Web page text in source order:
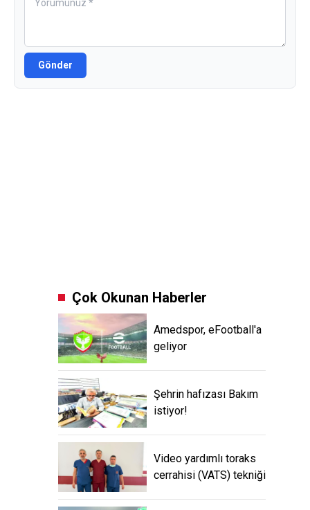
Gönder
Çok Okunan Haberler
Amedspor, eFootball'a
geliyor
Şehrin hafızası Bakım
istiyor!
Video yardımlı toraks
cerrahisi (VATS) tekniği